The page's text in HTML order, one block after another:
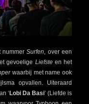
nummerSurfen, over een
gevoelige Liefsteen het
waarbij met name ook
opvallen. Uiteraard
‘Lobi Da Basi’ (Liefde is